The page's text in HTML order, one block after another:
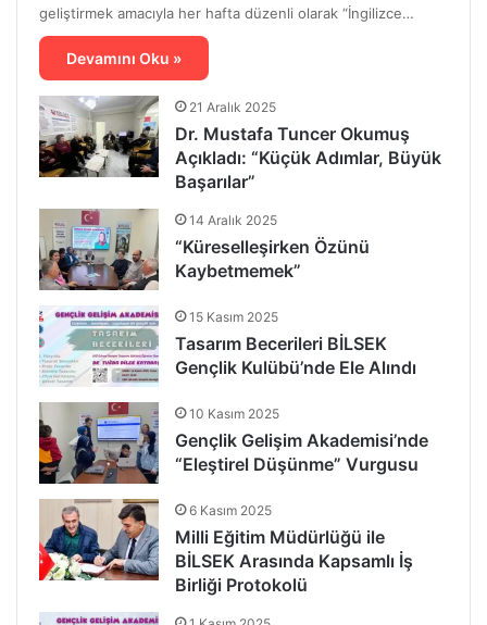
geliştirmek amacıyla her hafta düzenli olarak “İngilizce…
Devamını Oku »
21 Aralık 2025
Dr. Mustafa Tuncer Okumuş
Açıkladı: “Küçük Adımlar, Büyük
Başarılar”
14 Aralık 2025
“Küreselleşirken Özünü
Kaybetmemek”
15 Kasım 2025
Tasarım Becerileri BİLSEK
Gençlik Kulübü’nde Ele Alındı
10 Kasım 2025
Gençlik Gelişim Akademisi’nde
“Eleştirel Düşünme” Vurgusu
6 Kasım 2025
Milli Eğitim Müdürlüğü ile
BİLSEK Arasında Kapsamlı İş
Birliği Protokolü